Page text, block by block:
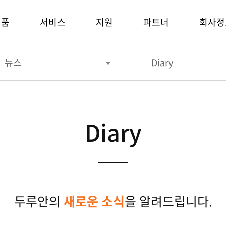
서비스 지원 파트너 회사
뉴스 Diary
Diary
두루안의 새로운 소식을 알려드립니다.